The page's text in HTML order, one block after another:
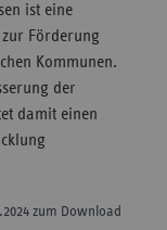
ist eine
zur Förderung
Kommunen.
der
damit einen
zum Download